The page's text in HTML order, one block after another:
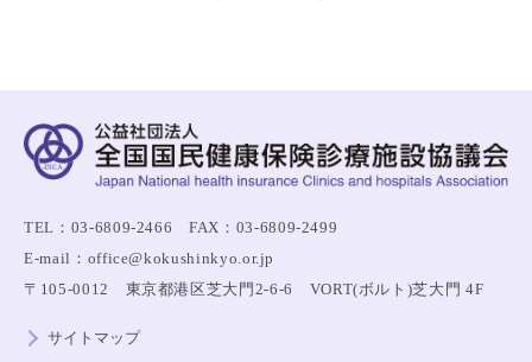
TEL：03-6809-2466 FAX：03-6809-2499
E-mail：office@kokushinkyo.or.jp
〒105-0012 東京都港区芝大門2-6-6 VORT(ボルト)芝大門 4F
サイトマップ